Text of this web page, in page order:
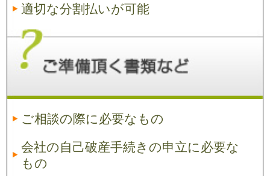
適切な分割払いが可能
ご相談の際に必要なもの
会社の自己破産手続きの申立に必要な
もの